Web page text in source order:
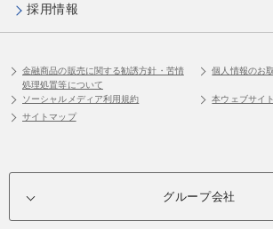
採用情報
金融商品の販売に関する勧誘方針・苦情
処理処置等について
個人情報のお
ソーシャルメディア利用規約
本ウェブサイ
サイトマップ
グループ会社